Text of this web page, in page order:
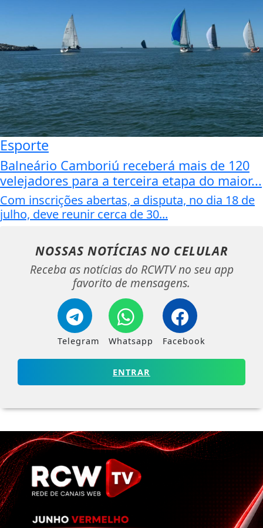
Esporte
Balneário Camboriú receberá mais de 120
velejadores para a terceira etapa do maior...
Com inscrições abertas, a disputa, no dia 18 de
julho, deve reunir cerca de 30...
NOSSAS NOTÍCIAS NO CELULAR
Receba as notícias do RCWTV no seu app
favorito de mensagens.
Telegram Whatsapp Facebook
ENTRAR